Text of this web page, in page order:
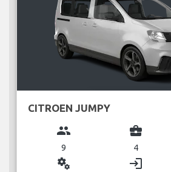
CITROEN JUMPY
group
9
business_center
4
miscellaneous_services login